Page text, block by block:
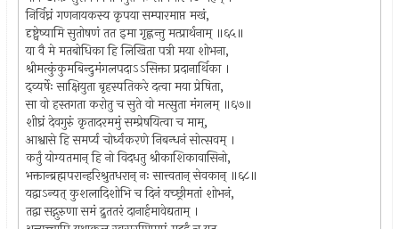
निर्विघ्नं गणनायकस्य कृपया सम्पारमाप्त मखं,
दृष्ट्वेष्यामि सुतोषणं तत इमा गृह्णन्तु मत्प्रार्थनाम् ॥६५॥
या वै मे मतबोधिका हि लिखिता पत्री मया शोभना,
श्रीमत्कुंकुमबिन्दुमंगलपदाऽऽसिक्ता प्रदानार्थिका ।
द्व्यर्षेः साक्षियुता बृहस्पतिकरे दत्वा मया प्रेषिता,
सा वो हस्तगता करोतु च सुते वो मत्सुता मंगलम् ॥६७॥
शीघ्रं देवगुरुं कृतादरममुं सम्प्रेषयित्वा च माम्,
आश्वासे हि समर्प्य चोर्ध्वकरणे निबन्धनं सोत्सवम् ।
कर्तुं योग्यतमान् हि नो विदधतु श्रीकाशिकावासिनो,
भक्तान्ब्रह्मपरान्हरिश्रुतधरान् नः सात्त्वतान् सेवकान् ॥६८॥
यद्वाऽन्यत् कुशलादिशोभि च दिनं यच्छ्रीमतां शोभनं,
तद्वा सद्गुरुणा समं द्रुततरं दानार्हमावेद्यताम् ।